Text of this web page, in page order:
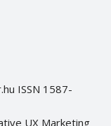
ISSN 1587-
UX Marketing